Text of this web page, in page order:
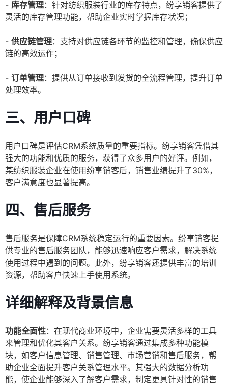
- 库存管理：针对纺织服装行业的库存特点，纷享销客提供了
灵活的库存管理功能，帮助企业实时掌握库存状况；
- 供应链管理：支持对供应链各环节的监控和管理，确保供应
链的高效运作；
- 订单管理：提供从订单接收到发货的全流程管理，提升订单
处理效率。
三、用户口碑
用户口碑是评估CRM系统质量的重要指标。纷享销客凭借其
强大的功能和优质的服务，获得了众多用户的好评。例如，
某纺织服装企业在使用纷享销客后，销售业绩提升了30%，
客户满意度也显著提高。
四、售后服务
售后服务是保障CRM系统稳定运行的重要因素。纷享销客提
供专业的售后服务团队，能够迅速响应客户需求，解决系统
使用过程中遇到的问题。此外，纷享销客还提供丰富的培训
资源，帮助客户快速上手使用系统。
详细解释及背景信息
功能全面性：在现代商业环境中，企业需要灵活多样的工具
来管理和优化其客户关系。纷享销客通过集成多种功能模
块，如客户信息管理、销售管理、市场营销和售后服务，帮
助企业全面提升客户关系管理水平。其强大的数据分析功
能，使企业能够深入了解客户需求，制定更具针对性的销售